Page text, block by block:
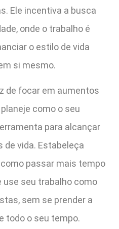
Ele incentiva a busca
onde o trabalho é
o estilo de vida
si mesmo.
de focar em aumentos
como o seu
para alcançar
de vida. Estabeleça
passar mais tempo
use seu trabalho como
sem se prender a
todo o seu tempo.